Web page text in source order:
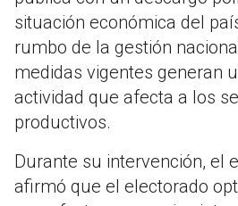
situación económica del
rumbo de la gestión
medidas vigentes generan
actividad que afecta a los
productivos.
Durante su intervención, el
afirmó que el electorado